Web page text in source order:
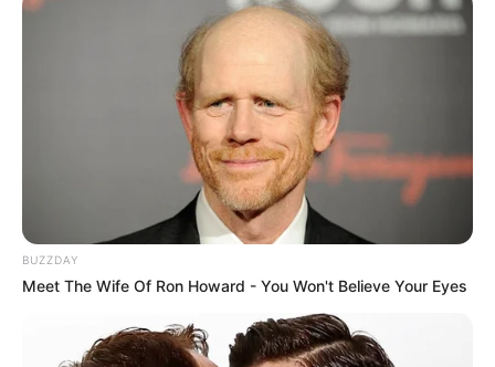
Share it Tweet
Pin it
PUBLICAÇÕES RELACIONADAS
BUZZDAY
Meet The Wife Of Ron Howard - You Won't Believe Your Eyes